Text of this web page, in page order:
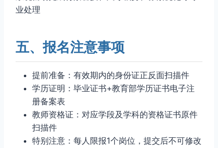
业处理
五、报名注意事项
提前准备：有效期内的身份证正反面扫描件
学历证明：毕业证书+教育部学历证书电子注
册备案表
教师资格证：对应学段及学科的资格证书原件
扫描件
特别注意：每人限报1个岗位，提交后不可修改